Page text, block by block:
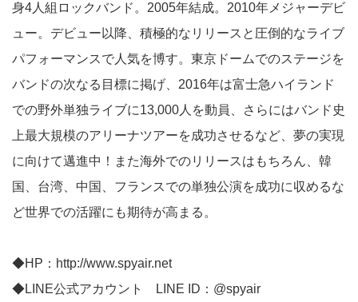
身4人組ロックバンド。2005年結成。2010年メジャーデビ
ュー。デビュー以降、積極的なリリースと圧倒的なライブ
パフォーマンスで人気を博す。東京ドームでのステージを
バンドの次なる目標に掲げ、2016年は富士急ハイランド
での野外単独ライブに13,000人を動員、さらにはバンド史
上最大規模のアリーナツアーを成功させるなど、夢の実現
に向けて邁進中！また海外でのリリースはもちろん、韓
国、台湾、中国、フランスでの単独公演を成功に収めるな
ど世界での活躍にも期待が高まる。
◆HP： http://www.spyair.net
◆LINE公式アカウント LINE ID：@spyair